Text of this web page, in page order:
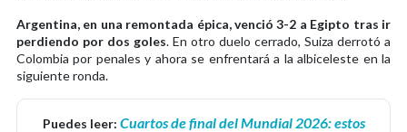
Argentina, en una remontada épica, venció 3-2 a Egipto tras ir
perdiendo por dos goles. En otro duelo cerrado, Suiza derrotó a
Colombia por penales y ahora se enfrentará a la albiceleste en la
siguiente ronda.
Puedes leer: Cuartos de final del Mundial 2026: estos